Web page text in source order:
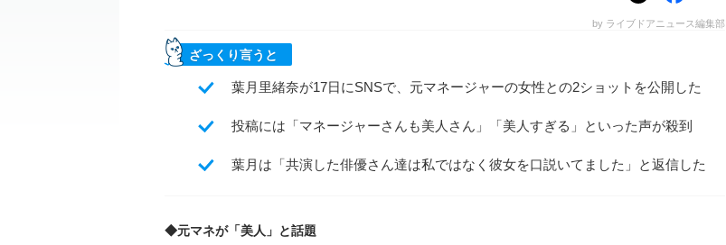
by ライブドアニュース編集部
ざっくり言うと
葉月里緒奈が17日にSNSで、元マネージャーの女性との2ショットを公開した
投稿には「マネージャーさんも美人さん」「美人すぎる」といった声が殺到
葉月は「共演した俳優さん達は私ではなく彼女を口説いてました」と返信した
◆元マネが「美人」と話題